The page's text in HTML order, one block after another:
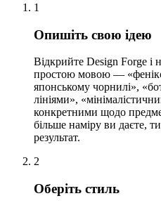
1
Опишіть свою ідею
Відкрийте Design Forge і
простою мовою —
японському чорнилі»,
лініями»,
конкретними щодо
більше наміру ви даєте,
результат.
2
Оберіть стиль